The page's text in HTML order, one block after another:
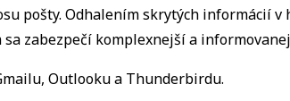
pošty. Odhalením skrytých informácií
zabezpečí komplexnejší a
Outlooku a Thunderbirdu.